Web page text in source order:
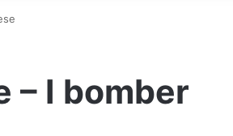
– I bomber